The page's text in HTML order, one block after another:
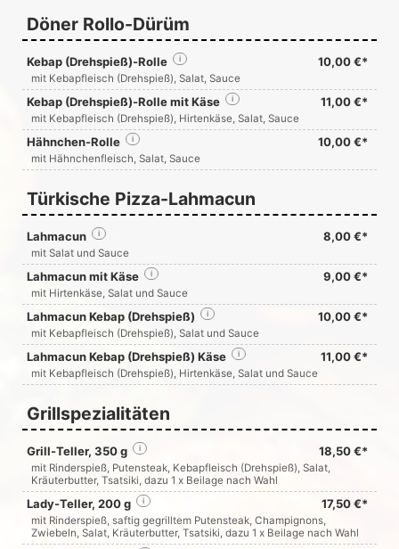
Döner Rollo-Dürüm
Kebap (Drehspieß)-Rolle 10,00 €*
i
mit Kebapfleisch (Drehspieß), Salat, Sauce
Kebap (Drehspieß)-Rolle mit Käse 11,00 €*
i
mit Kebapfleisch (Drehspieß), Hirtenkäse, Salat, Sauce
Hähnchen-Rolle 10,00 €*
i
mit Hähnchenfleisch, Salat, Sauce
Türkische Pizza-Lahmacun
Lahmacun 8,00 €*
i
mit Salat und Sauce
Lahmacun mit Käse 9,00 €*
i
mit Hirtenkäse, Salat und Sauce
Lahmacun Kebap (Drehspieß) 10,00 €*
i
mit Kebapfleisch (Drehspieß), Salat und Sauce
Lahmacun Kebap (Drehspieß) Käse 11,00 €*
i
mit Kebapfleisch (Drehspieß), Hirtenkäse, Salat und Sauce
Grillspezialitäten
Grill-Teller, 350 g 18,50 €*
i
mit Rinderspieß, Putensteak, Kebapfleisch (Drehspieß), Salat,
Kräuterbutter, Tsatsiki, dazu 1 x Beilage nach Wahl
Lady-Teller, 200 g 17,50 €*
i
mit Rinderspieß, saftig gegrilltem Putensteak, Champignons,
Zwiebeln, Salat, Kräuterbutter, Tsatsiki, dazu 1 x Beilage nach Wahl